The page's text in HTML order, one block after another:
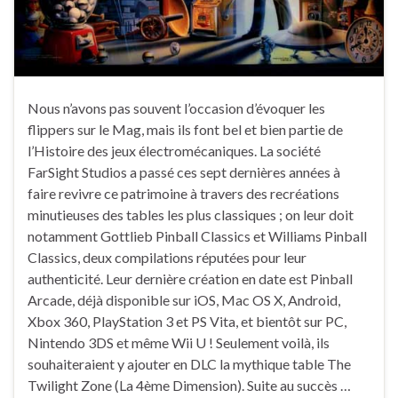
Nous n’avons pas souvent l’occasion d’évoquer les
flippers sur le Mag, mais ils font bel et bien partie de
l’Histoire des jeux électromécaniques. La société
FarSight Studios a passé ces sept dernières années à
faire revivre ce patrimoine à travers des recréations
minutieuses des tables les plus classiques ; on leur doit
notamment Gottlieb Pinball Classics et Williams Pinball
Classics, deux compilations réputées pour leur
authenticité. Leur dernière création en date est Pinball
Arcade, déjà disponible sur iOS, Mac OS X, Android,
Xbox 360, PlayStation 3 et PS Vita, et bientôt sur PC,
Nintendo 3DS et même Wii U ! Seulement voilà, ils
souhaiteraient y ajouter en DLC la mythique table The
Twilight Zone (La 4ème Dimension). Suite au succès …